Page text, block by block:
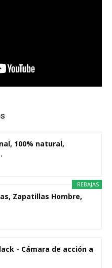
100% natural,
REBAJAS
Zapatillas Hombre,
- Cámara de acción a